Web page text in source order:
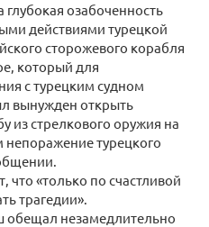
озабоченность
действиями турецкой
сторожевого корабля
который для
с турецким судном
вынужден открыть
из стрелкового оружия на
турецкого
«только по счастливой
трагедии».
обещал незамедлительно